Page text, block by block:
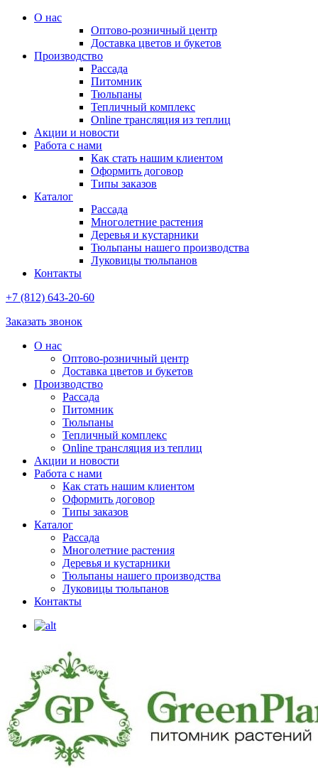
О нас
Оптово-розничный центр
Доставка цветов и букетов
Производство
Рассада
Питомник
Тюльпаны
Тепличный комплекс
Online трансляция из теплиц
Акции и новости
Работа с нами
Как стать нашим клиентом
Оформить договор
Типы заказов
Каталог
Рассада
Многолетние растения
Деревья и кустарники
Тюльпаны нашего производства
Луковицы тюльпанов
Контакты
+7 (812) 643-20-60
Заказать звонок
О нас
Оптово-розничный центр
Доставка цветов и букетов
Производство
Рассада
Питомник
Тюльпаны
Тепличный комплекс
Online трансляция из теплиц
Акции и новости
Работа с нами
Как стать нашим клиентом
Оформить договор
Типы заказов
Каталог
Рассада
Многолетние растения
Деревья и кустарники
Тюльпаны нашего производства
Луковицы тюльпанов
Контакты